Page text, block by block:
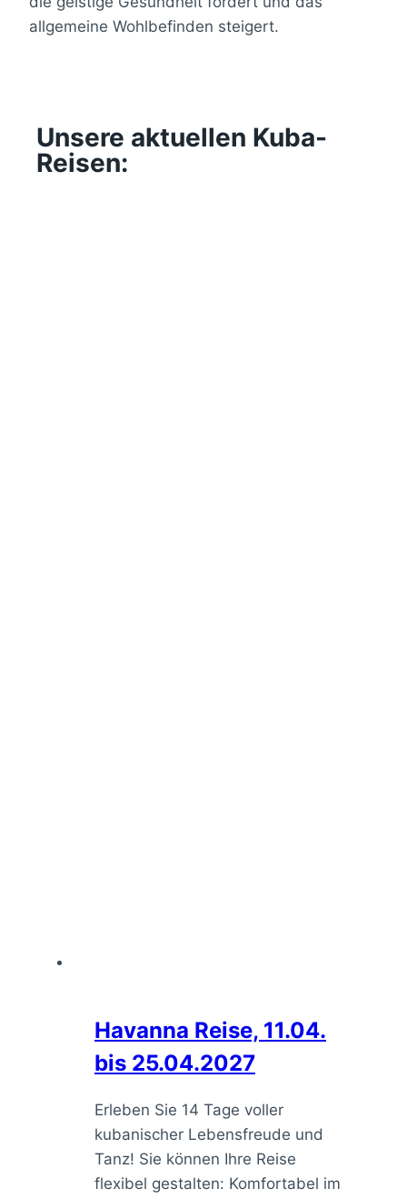
allgemeine Wohlbefinden steigert.
Unsere aktuellen Kuba-
Reisen:
Havanna Reise, 11.04.
bis 25.04.2027
Erleben Sie 14 Tage voller
kubanischer Lebensfreude und
Tanz! Sie können Ihre Reise
flexibel gestalten: Komfortabel im